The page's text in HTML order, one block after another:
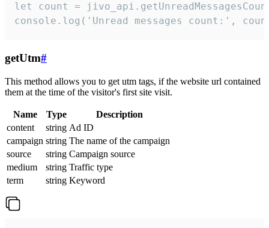
let count =
console.log('Unread messages count:',
getUtm#
This method allows you to get utm tags, if the website url contained
them at the time of the visitor's first site visit.
Name Type
Description
content
string Ad ID
campaign string The name of the campaign
source
string Campaign source
medium
string Traffic type
term
string Keyword